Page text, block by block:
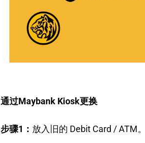
通过Maybank Kiosk更换
步骤1： 放入旧的 Debit Card / ATM